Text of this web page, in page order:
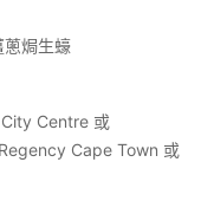
蔥焗生蠔
Centre 或
Cape Town 或